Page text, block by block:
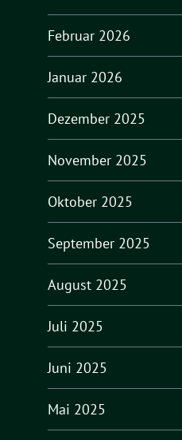
Februar 2026
Januar 2026
Dezember 2025
November 2025
Oktober 2025
September 2025
August 2025
Juli 2025
Juni 2025
Mai 2025